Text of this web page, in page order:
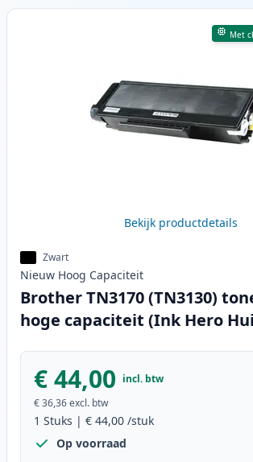
Met
Bekijk productdetails
Zwart
Nieuw Hoog Capaciteit
Brother TN3170 (TN3130)
hoge capaciteit (Ink Hero
€ 44,00 incl. btw
€ 36,36excl. btw
1 Stuks | € 44,00 /stuk
Op voorraad